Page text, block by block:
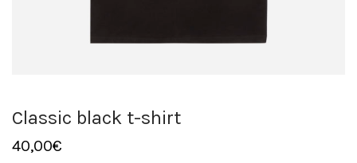
Classic black t-shirt
40,00€